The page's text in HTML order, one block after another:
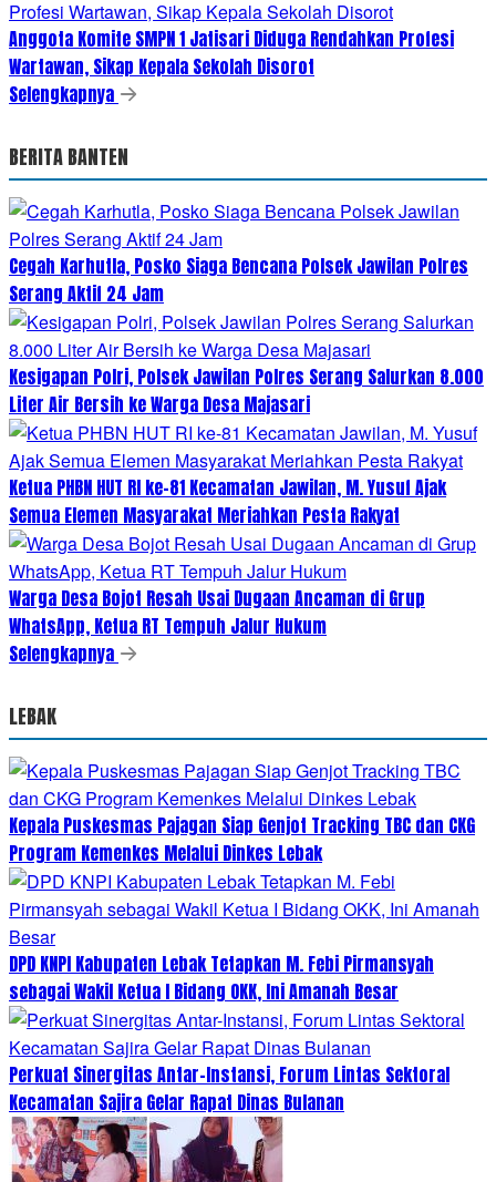
Anggota Komite SMPN 1 Jatisari Diduga Rendahkan Profesi
Wartawan, Sikap Kepala Sekolah Disorot
Selengkapnya
BERITA BANTEN
Cegah Karhutla, Posko Siaga Bencana Polsek Jawilan Polres
Serang Aktif 24 Jam
Kesigapan Polri, Polsek Jawilan Polres Serang Salurkan 8.000
Liter Air Bersih ke Warga Desa Majasari
Ketua PHBN HUT RI ke-81 Kecamatan Jawilan, M. Yusuf Ajak
Semua Elemen Masyarakat Meriahkan Pesta Rakyat
Warga Desa Bojot Resah Usai Dugaan Ancaman di Grup
WhatsApp, Ketua RT Tempuh Jalur Hukum
Selengkapnya
LEBAK
Kepala Puskesmas Pajagan Siap Genjot Tracking TBC dan CKG
Program Kemenkes Melalui Dinkes Lebak
DPD KNPI Kabupaten Lebak Tetapkan M. Febi Pirmansyah
sebagai Wakil Ketua I Bidang OKK, Ini Amanah Besar
Perkuat Sinergitas Antar-Instansi, Forum Lintas Sektoral
Kecamatan Sajira Gelar Rapat Dinas Bulanan